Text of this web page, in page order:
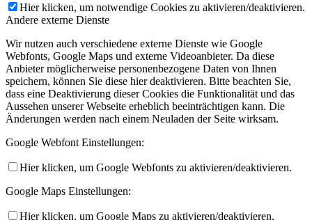
Hier klicken, um notwendige Cookies zu aktivieren/deaktivieren.
Andere externe Dienste
Wir nutzen auch verschiedene externe Dienste wie Google
Webfonts, Google Maps und externe Videoanbieter. Da diese
Anbieter möglicherweise personenbezogene Daten von Ihnen
speichern, können Sie diese hier deaktivieren. Bitte beachten Sie,
dass eine Deaktivierung dieser Cookies die Funktionalität und das
Aussehen unserer Webseite erheblich beeinträchtigen kann. Die
Änderungen werden nach einem Neuladen der Seite wirksam.
Google Webfont Einstellungen:
Hier klicken, um Google Webfonts zu aktivieren/deaktivieren.
Google Maps Einstellungen:
Hier klicken, um Google Maps zu aktivieren/deaktivieren.